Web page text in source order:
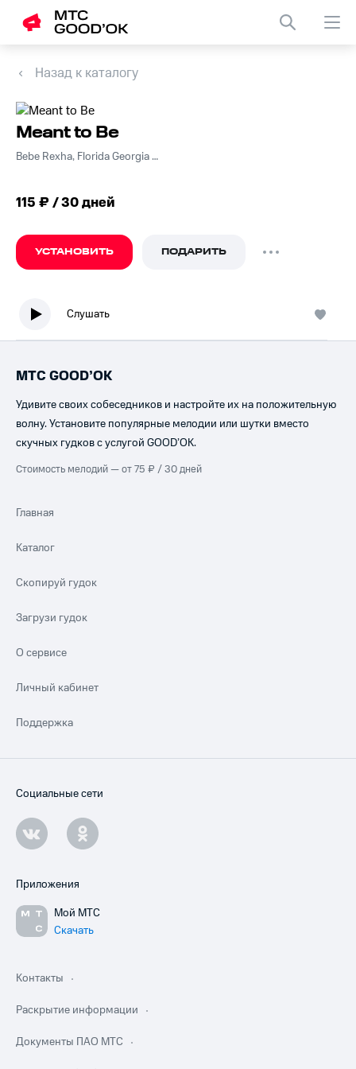
Назад к каталогу
Meant to Be
Bebe Rexha, Florida Georgia Line
115 ₽ / 30 дней
УСТАНОВИТЬ ПОДАРИТЬ
Слушать
МТС GOOD’OK
Удивите своих собеседников и настройте их на положительную
волну. Установите популярные мелодии или шутки вместо
скучных гудков с услугой GOOD’OK.
Стоимость мелодий — от 75 ₽ / 30 дней
Главная
Каталог
Скопируй гудок
Загрузи гудок
О сервисе
Личный кабинет
Поддержка
Социальные сети
Приложения
Мой МТС
Скачать
Контакты
Раскрытие информации
Документы ПАО МТС